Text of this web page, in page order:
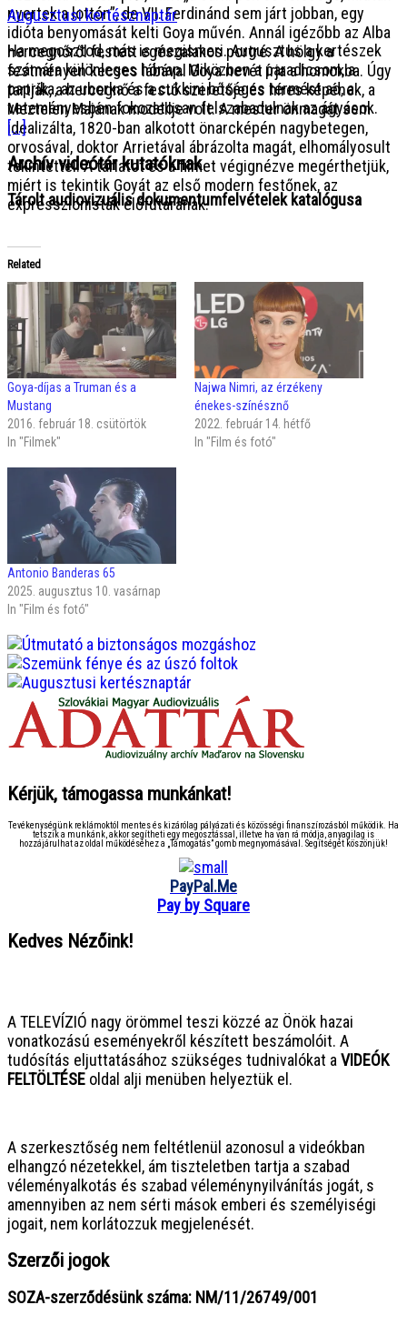
nyertek a lottón”, de VII. Ferdinánd sem járt jobban, egy
idióta benyomását kelti Goya művén. Annál igézőbb az Alba
hercegnőről festett egészalakos portré. A hölgy a
festményen kecses lábával Goya nevét írja a homokba. Úgy
tartják, a hercegnő a festő szeretője és híres képének, a
Meztelen Majának modellje volt. A mester önmagát sem
idealizálta, 1820-ban alkotott önarcképén nagybetegen,
orvosával, doktor Arrietával ábrázolta magát, elhomályosult
tekintettel. A tárlatot és a filmet végignézve megérthetjük,
miért is tekintik Goyát az első modern festőnek, az
expresszionisták előfutárának.
Related
Goya-díjas a Truman és a
Mustang
2016. február 18. csütörtök
In "Filmek"
Najwa Nimri, az érzékeny
énekes-színésznő
2022. február 14. hétfő
In "Film és fotó"
Antonio Banderas 65
2025. augusztus 10. vasárnap
In "Film és fotó"
Augusztusi kertésznaptár
Ha megosztod, más is megismeri. Augusztus a kertészek
számára különleges hónap. Miközben a paradicsom, a
paprika, az uborka és a cukkini bőséges termést ad, a
veteményesben fokozatosan felszabadulnak az ágyások.
[...]
Archív videótár kutatóknak
Tárolt audiovizuális dokumentumfelvételek katalógusa
Kérjük, támogassa munkánkat!
Tevékenységünk reklámoktól mentes és kizárólag pályázati és közösségi finanszírozásból működik. Ha
tetszik a munkánk, akkor segítheti egy megosztással, illetve ha van rá módja, anyagilag is
hozzájárulhat az oldal működéséhez a „Támogatás” gomb megnyomásával. Segítségét köszönjük!
PayPal.Me
Pay by Square
Kedves Nézőink!
A TELEVÍZIÓ nagy örömmel teszi közzé az Önök hazai
vonatkozású eseményekről készített beszámolóit. A
tudósítás eljuttatásához szükséges tudnivalókat a VIDEÓK
FELTÖLTÉSE oldal alji menüben helyeztük el.
A szerkesztőség nem feltétlenül azonosul a videókban
elhangzó nézetekkel, ám tiszteletben tartja a szabad
véleményalkotás és szabad véleménynyilvánítás jogát, s
amennyiben az nem sérti mások emberi és személyiségi
jogait, nem korlátozzuk megjelenését.
Szerzői jogok
SOZA-szerződésünk száma: NM/11/26749/001